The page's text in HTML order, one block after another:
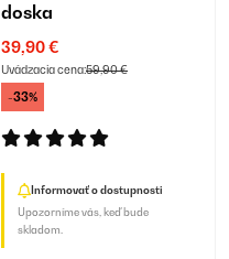
doska
39,90 €
Uvádzacia cena:59,90 €
-33%
Informovať o dostupnosti
Upozorníme vás, keď bude
skladom.